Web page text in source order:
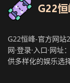
G22恒峰-官方网站
网·登录·入口·网
供多样化的娱乐选